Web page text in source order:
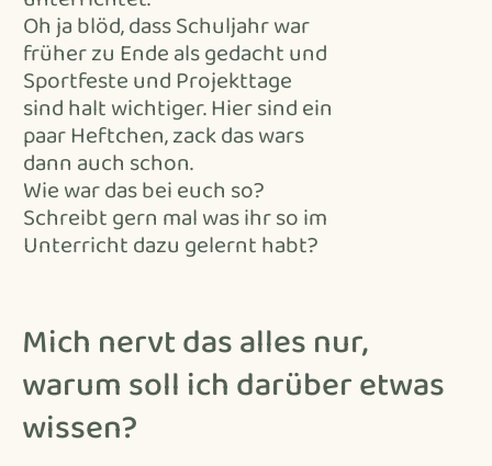
Oh ja blöd, dass Schuljahr war
früher zu Ende als gedacht und
Sportfeste und Projekttage
sind halt wichtiger. Hier sind ein
paar Heftchen, zack das wars
dann auch schon.
Wie war das bei euch so?
Schreibt gern mal was ihr so im
Unterricht dazu gelernt habt?
Mich nervt das alles nur,
warum soll ich darüber etwas
wissen?